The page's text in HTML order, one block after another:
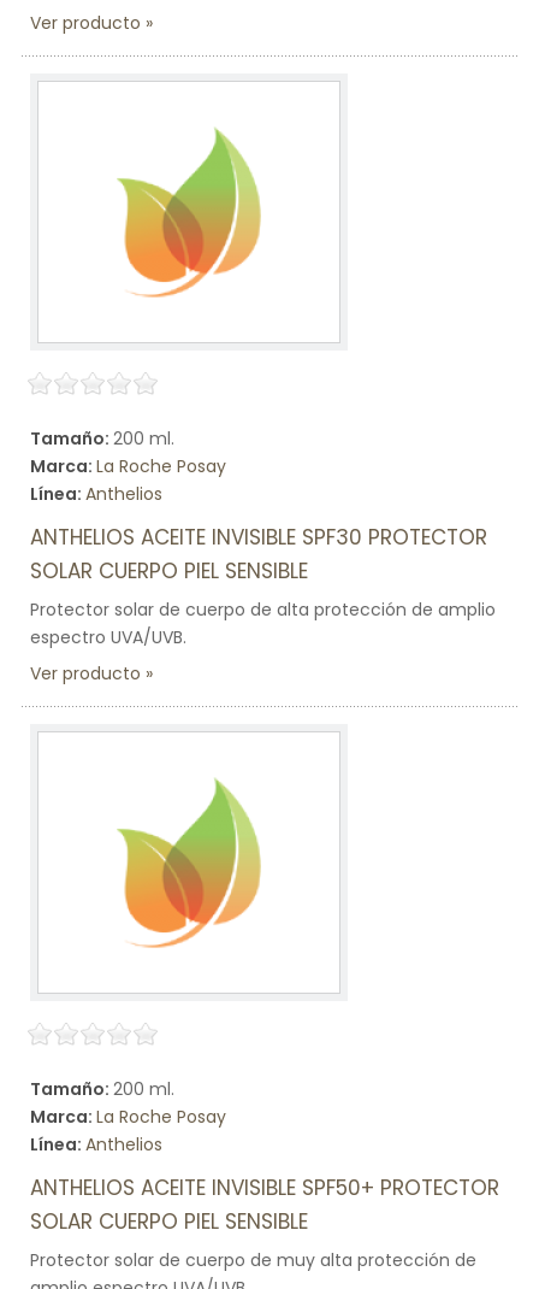
Ver producto
Tamaño: 200 ml.
Marca: La Roche Posay
Línea: Anthelios
ANTHELIOS ACEITE INVISIBLE SPF30 PROTECTOR
SOLAR CUERPO PIEL SENSIBLE
Protector solar de cuerpo de alta protección de amplio
espectro UVA/UVB.
Ver producto
Tamaño: 200 ml.
Marca: La Roche Posay
Línea: Anthelios
ANTHELIOS ACEITE INVISIBLE SPF50+ PROTECTOR
SOLAR CUERPO PIEL SENSIBLE
Protector solar de cuerpo de muy alta protección de